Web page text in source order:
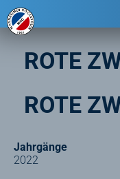
ROTE
ROTE
Jahrgänge
2022